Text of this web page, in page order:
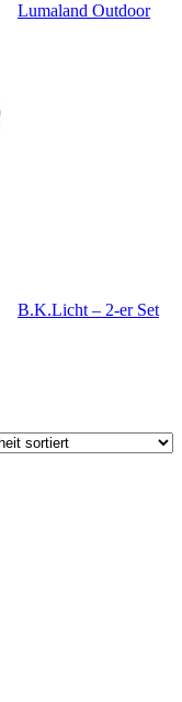
Lumaland Outdoor
B.K.Licht – 2-er Set